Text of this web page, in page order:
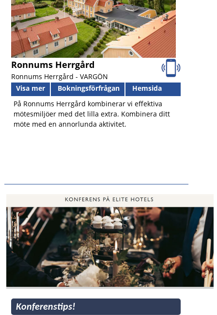
Ronnums Herrgård
Ronnums Herrgård - VARGÖN
Visa mer
Bokningsförfrågan
Hemsida
På Ronnums Herrgård kombinerar vi effektiva
mötesmiljöer med det lilla extra. Kombinera ditt
möte med en annorlunda aktivitet.
Konferenstips!